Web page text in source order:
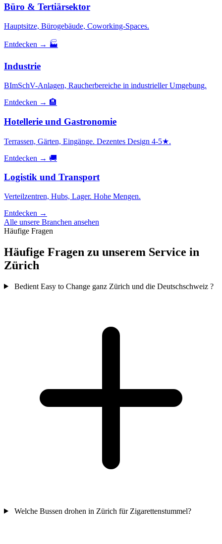
Büro & Tertiärsektor
Hauptsitze, Bürogebäude, Coworking-Spaces.
Entdecken → 🏭
Industrie
BImSchV-Anlagen, Raucherbereiche in industrieller Umgebung.
Entdecken → 🏨
Hotellerie und Gastronomie
Terrassen, Gärten, Eingänge. Dezentes Design 4-5★.
Entdecken → 🚚
Logistik und Transport
Verteilzentren, Hubs, Lager. Hohe Mengen.
Entdecken →
Alle unsere Branchen ansehen
Häufige Fragen
Häufige Fragen zu unserem Service in
Zürich
Bedient Easy to Change ganz Zürich und die Deutschschweiz ?
Welche Bussen drohen in Zürich für Zigarettenstummel?